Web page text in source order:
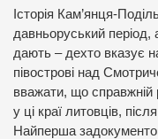
Історія Кам’янця-
давньоруський період,
дають – дехто вказує
півострові над
вважати, що справжній
у ці краї литовців,
Найперша